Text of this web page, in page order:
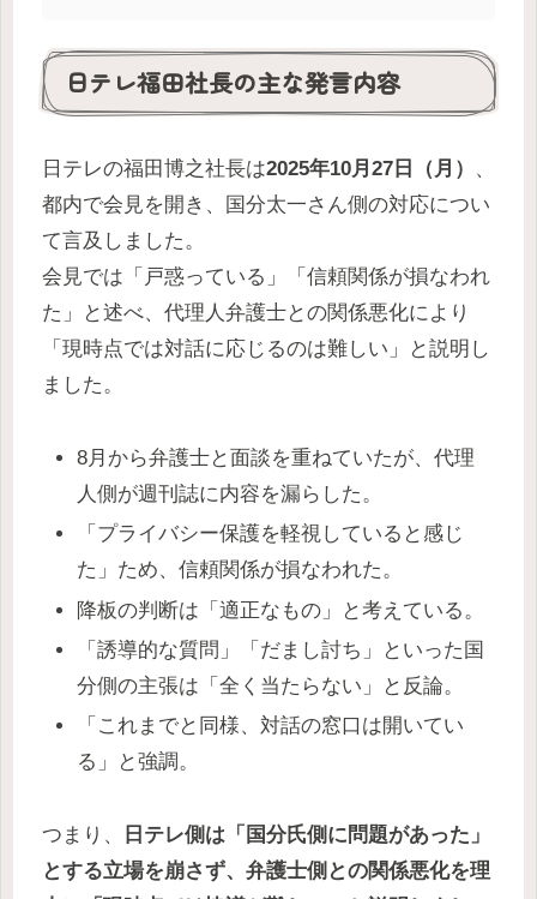
日テレ福田社長の主な発言内容
日テレの福田博之社長は2025年10月27日（月）
、
都内で会見を開き、国分太一さん側の対応につい
て言及しました。
会見では「戸惑っている」「信頼関係が損なわれ
た」と述べ、代理人弁護士との関係悪化により
「現時点では対話に応じるのは難しい」と説明し
ました。
8月から弁護士と面談を重ねていたが、代理
人側が週刊誌に内容を漏らした。
「プライバシー保護を軽視していると感じ
た」ため、信頼関係が損なわれた。
降板の判断は「適正なもの」と考えている。
「誘導的な質問」「だまし討ち」といった国
分側の主張は「全く当たらない」と反論。
「これまでと同様、対話の窓口は開いてい
る」と強調。
つまり、
日テレ側は「国分氏側に問題があった」
とする立場を崩さず、弁護士側との関係悪化を理